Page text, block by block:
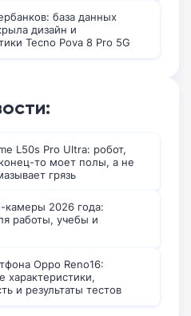
база данных
дизайн и
Tecno Pova 8 Pro 5G
L50s Pro Ultra: робот,
то моет полы, а не
грязь
камеры 2026 года:
работы, учебы и
Oppo Reno16:
характеристики,
и результаты тестов